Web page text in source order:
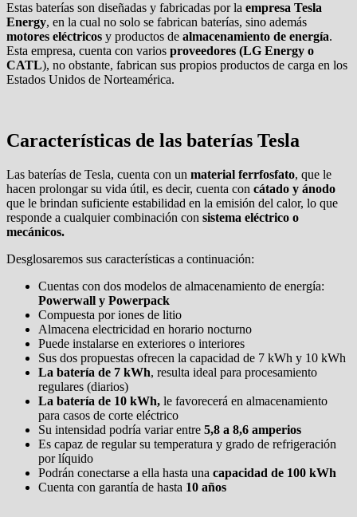
Estas baterías son diseñadas y fabricadas por la empresa Tesla
Energy, en la cual no solo se fabrican baterías, sino además
motores eléctricos y productos de almacenamiento de energía.
Esta empresa, cuenta con varios proveedores (LG Energy o
CATL), no obstante, fabrican sus propios productos de carga en los
Estados Unidos de Norteamérica.
Características de las baterías Tesla
Las baterías de Tesla, cuenta con un material ferrfosfato, que le
hacen prolongar su vida útil, es decir, cuenta con cátado y ánodo
que le brindan suficiente estabilidad en la emisión del calor, lo que
responde a cualquier combinación con sistema eléctrico o
mecánicos.
Desglosaremos sus características a continuación:
Cuentas con dos modelos de almacenamiento de energía:
Powerwall y Powerpack
Compuesta por iones de litio
Almacena electricidad en horario nocturno
Puede instalarse en exteriores o interiores
Sus dos propuestas ofrecen la capacidad de 7 kWh y 10 kWh
La batería de 7 kWh, resulta ideal para procesamiento
regulares (diarios)
La batería de 10 kWh, le favorecerá en almacenamiento
para casos de corte eléctrico
Su intensidad podría variar entre 5,8 a 8,6 amperios
Es capaz de regular su temperatura y grado de refrigeración
por líquido
Podrán conectarse a ella hasta una capacidad de 100 kWh
Cuenta con garantía de hasta 10 años